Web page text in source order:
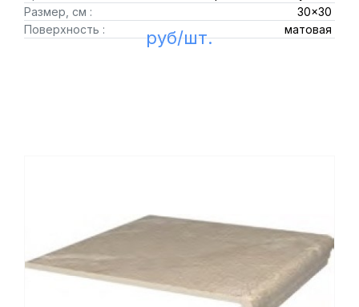
Размер, см :
30x30
Поверхность :
матовая
руб/шт.